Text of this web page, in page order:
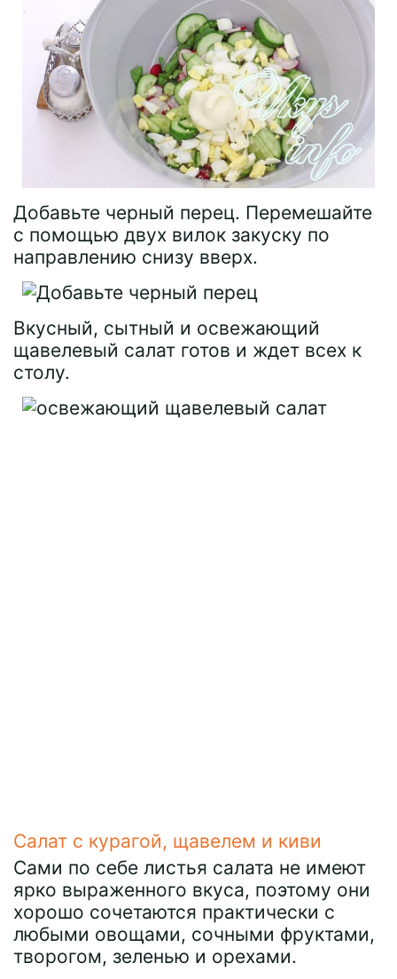
Добавьте черный перец. Перемешайте
с помощью двух вилок закуску по
направлению снизу вверх.
Вкусный, сытный и освежающий
щавелевый салат готов и ждет всех к
столу.
Салат с курагой, щавелем и киви
Сами по себе листья салата не имеют
ярко выраженного вкуса, поэтому они
хорошо сочетаются практически с
любыми овощами, сочными фруктами,
творогом, зеленью и орехами.